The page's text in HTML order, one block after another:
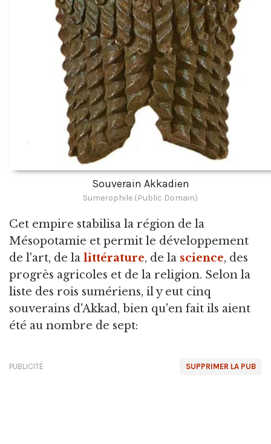
Souverain Akkadien
Sumerophile (Public Domain)
Cet empire stabilisa la région de la
Mésopotamie et permit le développement
de l'art, de la littérature, de la science, des
progrès agricoles et de la religion. Selon la
liste des rois sumériens, il y eut cinq
souverains d'Akkad, bien qu'en fait ils aient
été au nombre de sept:
SUPPRIMER LA PUB
PUBLICITÉ